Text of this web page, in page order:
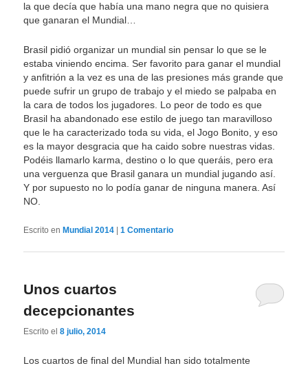
la que decía que había una mano negra que no quisiera
que ganaran el Mundial…
Brasil pidió organizar un mundial sin pensar lo que se le
estaba viniendo encima. Ser favorito para ganar el mundial
y anfitrión a la vez es una de las presiones más grande que
puede sufrir un grupo de trabajo y el miedo se palpaba en
la cara de todos los jugadores. Lo peor de todo es que
Brasil ha abandonado ese estilo de juego tan maravilloso
que le ha caracterizado toda su vida, el Jogo Bonito, y eso
es la mayor desgracia que ha caido sobre nuestras vidas.
Podéis llamarlo karma, destino o lo que queráis, pero era
una verguenza que Brasil ganara un mundial jugando así.
Y por supuesto no lo podía ganar de ninguna manera. Así
NO.
Escrito en Mundial 2014 |1 Comentario
Unos cuartos
decepcionantes
Escrito el8 julio, 2014
Los cuartos de final del Mundial han sido totalmente